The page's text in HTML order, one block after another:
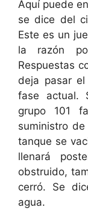
Aquí puede
se dice del
Este es un
la razón
Respuestas
deja pasar
fase actual.
grupo 101
suministro
tanque se
llenará
obstruido,
cerró. Se
agua.